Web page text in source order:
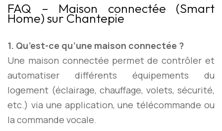
FAQ – Maison connectée (Smart
Home) sur Chantepie
1. Qu’est-ce qu’une maison connectée ?
Une maison connectée permet de contrôler et
automatiser différents équipements du
logement (éclairage, chauffage, volets, sécurité,
etc.) via une application, une télécommande ou
la commande vocale.